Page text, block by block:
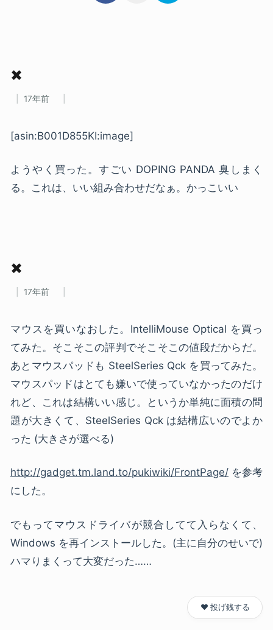
✖
17年前
[asin:B001D855KI:image]
ようやく買った。すごい DOPING PANDA 臭しまく
る。これは、いい組み合わせだなぁ。かっこいい
✖
17年前
マウスを買いなおした。IntelliMouse Optical を買っ
てみた。そこそこの評判でそこそこの値段だからだ。
あとマウスパッドも SteelSeries Qck を買ってみた。
マウスパッドはとても嫌いで使っていなかったのだけ
れど、これは結構いい感じ。というか単純に面積の問
題が大きくて、SteelSeries Qck は結構広いのでよか
った (大きさが選べる)
http://gadget.tm.land.to/pukiwiki/FrontPage/ を参考
にした。
でもってマウスドライバが競合してて入らなくて、
Windows を再インストールした。(主に自分のせいで)
ハマりまくって大変だった……
❤️ 投げ銭する